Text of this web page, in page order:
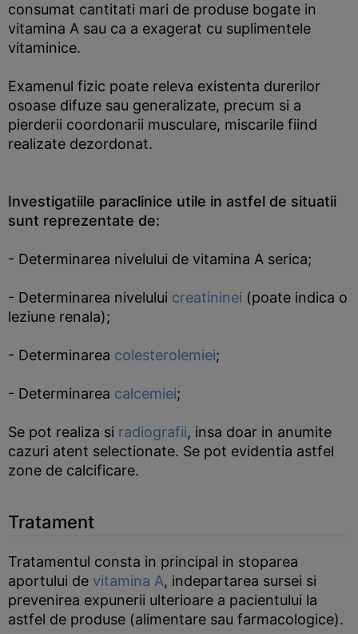
consumat cantitati mari de produse bogate in
vitamina A sau ca a exagerat cu suplimentele
vitaminice.
Examenul fizic poate releva existenta durerilor
osoase difuze sau generalizate, precum si a
pierderii coordonarii musculare, miscarile fiind
realizate dezordonat.
Investigatiile paraclinice utile in astfel de situatii
sunt reprezentate de:
- Determinarea nivelului de vitamina A serica;
- Determinarea nivelului creatininei (poate indica o
leziune renala);
- Determinarea colesterolemiei;
- Determinarea calcemiei;
Se pot realiza si radiografii, insa doar in anumite
cazuri atent selectionate. Se pot evidentia astfel
zone de calcificare.
Tratament
Tratamentul consta in principal in stoparea
aportului de vitamina A, indepartarea sursei si
prevenirea expunerii ulterioare a pacientului la
astfel de produse (alimentare sau farmacologice).